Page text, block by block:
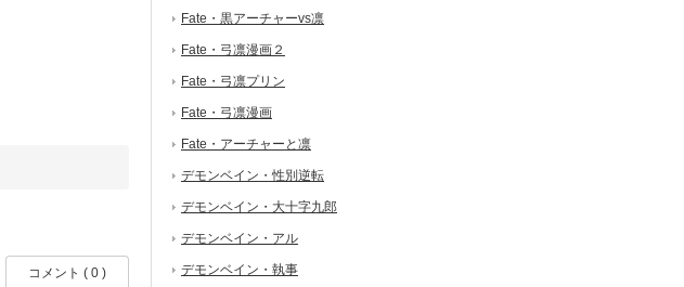
コメント ( 0 )
Fate・黒アーチャーvs凛
Fate・弓凛漫画２
Fate・弓凛プリン
Fate・弓凛漫画
Fate・アーチャーと凛
デモンベイン・性別逆転
デモンベイン・大十字九郎
デモンベイン・アル
デモンベイン・執事